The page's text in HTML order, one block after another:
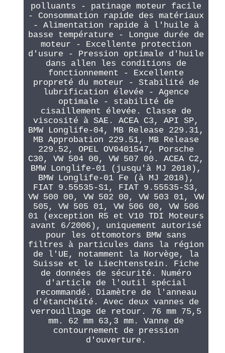
polluants - patinage moteur facile
- Consommation rapide des matériaux
- Alimentation rapide à l'huile à
basse température - Longue durée de
moteur - Excellente protection
d'usure - Pression optimale d'huile
dans allen les conditions de
fonctionnement - Excellente
propreté du moteur - Stabilité de
lubrification élevée - Agence
optimale - stabilité de
cisaillement élevée. Classe de
viscosité à SAE. ACEA C3, API SP,
BMW Longlife-04, MB Release 229.31,
MB Approbation 229.51, MB Release
229.52, OPEL OV0401547, Porsche
C30, VW 504 00, VW 507 00. ACEA C2,
BMW Longlife-01 (jusqu'à MJ 2018),
BMW Longlife-01 Fe (à MJ 2018),
FIAT 9.55535-S1, FIAT 9.55535-S3,
VW 500 00, VW 502 00, VW 503 01, VW
505, VW 505 01, VW 506 00, VW 506
01 (exception R5 et V10 TDI Moteurs
avant 6/2006), uniquement autorisé
pour les ottomotors BMW sans
filtres à particules dans la région
de l'UE, notamment la Norvège, la
Suisse et le Liechtenstein. Fiche
de données de sécurité. Numéro
d'article de l'outil spécial
recommandé. Diamètre de l'anneau
d'étanchéité. Avec deux vannes de
verrouillage de retour. 76 mm 75,5
mm. 62 mm 63,3 mm. Vanne de
contournement de pression
d'ouverture.